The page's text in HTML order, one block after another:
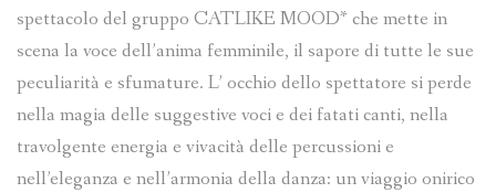
spettacolo del gruppo CATLIKE MOOD* che mette in
scena la voce dell’anima femminile, il sapore di tutte le sue
peculiarità e sfumature. L’ occhio dello spettatore si perde
nella magia delle suggestive voci e dei fatati canti, nella
travolgente energia e vivacità delle percussioni e
nell’eleganza e nell’armonia della danza: un viaggio onirico